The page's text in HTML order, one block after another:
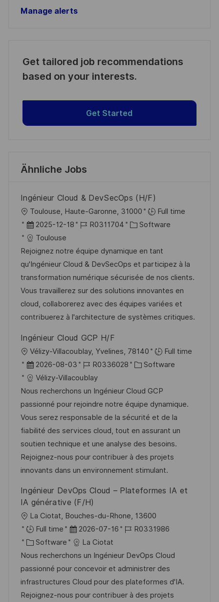
Manage alerts
Get tailored job recommendations
based on your interests.
Get Started
Ähnliche Jobs
Ingénieur Cloud & DevSecOps (H/F)
O
r
t
Toulouse, Haute-Garonne, 31000
Full time
D
a
t
u
m
d
e
r
e
r
ö
f
f
e
n
t
l
i
c
h
u
n
g
2025-12-18
J
b
-
I
D
R0311704
K
t
e
g
o
r
i
Software
Toulouse
Rejoignez notre équipe dynamique en tant
qu'Ingénieur Cloud & DevSecOps et participez à la
transformation numérique sécurisée de nos clients.
Vous travaillerez sur des solutions innovantes en
cloud, collaborerez avec des équipes variées et
contribuerez à l'architecture de systèmes critiques.
Ingénieur Cloud GCP H/F
O
r
t
Vélizy-Villacoublay, Yvelines, 78140
Full time
D
a
t
u
m
d
e
r
V
r
f
2026-08-03
J
o
b
-
I
D
R0336028
K
t
e
g
o
r
e
Software
Vélizy-Villacoublay
Nous recherchons un Ingénieur Cloud GCP
passionné pour rejoindre notre équipe dynamique.
Vous serez responsable de la sécurité et de la
fiabilité des services cloud, tout en assurant un
soutien technique et une analyse des besoins.
Rejoignez-nous pour contribuer à des projets
innovants dans un environnement stimulant.
Ingénieur DevOps Cloud – Plateformes IA et
IA générative (F/H)
O
r
t
La Ciotat, Bouches-du-Rhone, 13600
Full time
D
a
t
u
m
d
2026-07-16
J
b
-
I
D
R0331986
K
a
t
e
g
Software
La Ciotat
Nous recherchons un Ingénieur DevOps Cloud
passionné pour concevoir et administrer des
infrastructures Cloud pour des plateformes d'IA.
Rejoignez-nous pour contribuer à des projets